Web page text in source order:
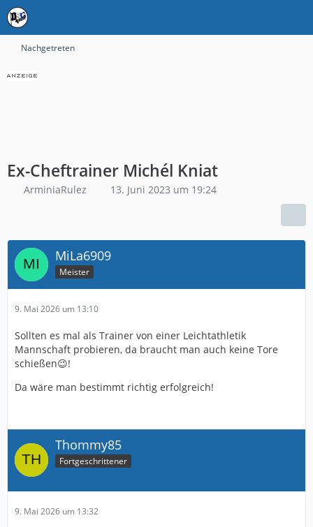
Nachgetreten
Ex-Cheftrainer Michél Kniat
ArminiaRulez 13. Juni 2023 um 19:24
MiLa6909
Meister
9. Mai 2026 um 13:10
Sollten es mal als Trainer von einer Leichtathletik
Mannschaft probieren, da braucht man auch keine Tore
schießen😉!
Da wäre man bestimmt richtig erfolgreich!
Thommy85
Fortgeschrittener
9. Mai 2026 um 13:32